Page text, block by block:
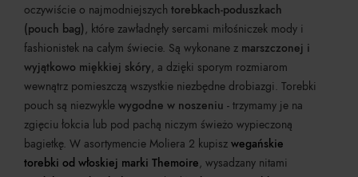
oczywiście o najmodniejszych torebkach-poduszkach
(pouch bag), które zawładnęły sercami miłośniczek mody i
fashionistek na całym świecie. Są wykonane z marszczonej i
wyjątkowo miękkiej skóry, a dzięki sporym rozmiarom
wewnątrz pomieszczą wszystkie niezbędne drobiazgi. Torebki
pouch są niezwykle wygodne w noszeniu - trzymamy je na
zgięciu łokcia lub pod pachą niczym świeżo wypieczoną
bagietkę. W asortymencie Moliera 2 kupisz wegańskie
torebki od włoskiej marki Themoire, wysadzany nitami